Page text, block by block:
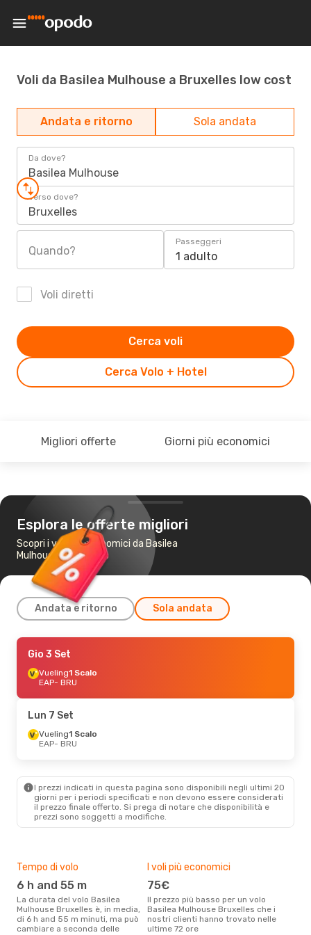
Voli da Basilea Mulhouse a Bruxelles low cost
Andata e ritorno Sola andata
Da dove?
Basilea Mulhouse
Verso dove?
Bruxelles
Quando?
Passeggeri
1 adulto
Voli diretti
Cerca Volo + Hotel
Cerca voli
Migliori offerte Giorni più economici
Esplora le offerte migliori
Scopri i voli più economici da Basilea
Mulhouse a Bruxelles
Andata e ritorno Sola andata
Ven 16 Ott
1 Scalo
Austrian Airlines1 Scalo
BRU - EAP
Sab 5 Set- Dom 6 Set
- BRU
Lufthansa1 Scalo
BRU- EAP
1 Scalo
EAP- BRU
Lufthansa1 Scalo
BRU- EAP
Gio 3 Set
Vueling1 Scalo
EAP- BRU
Lun 7 Set
Vueling1 Scalo
EAP- BRU
I prezzi indicati in questa pagina sono disponibili negli ultimi 20
giorni per i periodi specificati e non devono essere considerati
il ​​prezzo finale offerto. Si prega di notare che disponibilità e
prezzi sono soggetti a modifiche.
Tempo di volo
6 h and 55 m
La durata del volo Basilea
Mulhouse Bruxelles è, in media,
di 6 h and 55 m minuti, ma può
cambiare a seconda delle
I voli più economici
75€
Il prezzo più basso per un volo
Basilea Mulhouse Bruxelles che i
nostri clienti hanno trovato nelle
ultime 72 ore